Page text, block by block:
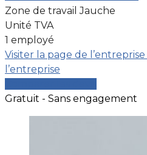
Zone de travail Jauche
Unité TVA
1 employé
Visiter la page de l’entreprise
l’entreprise
Gratuit - Sans engagement